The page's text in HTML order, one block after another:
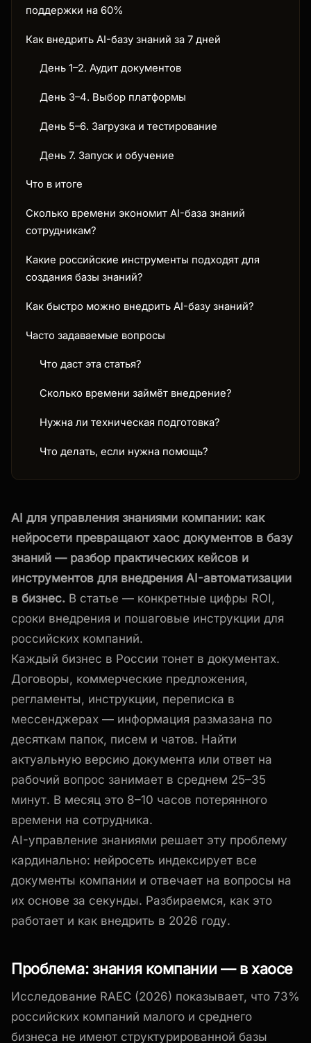
поддержки на 60%
Как внедрить AI-базу знаний за 7 дней
День 1–2. Аудит документов
День 3–4. Выбор платформы
День 5–6. Загрузка и тестирование
День 7. Запуск и обучение
Что в итоге
Сколько времени экономит AI-база знаний
сотрудникам?
Какие российские инструменты подходят для
создания базы знаний?
Как быстро можно внедрить AI-базу знаний?
Часто задаваемые вопросы
Что даст эта статья?
Сколько времени займёт внедрение?
Нужна ли техническая подготовка?
Что делать, если нужна помощь?
AI для управления знаниями компании: как
нейросети превращают хаос документов в базу
знаний — разбор практических кейсов и
инструментов для внедрения AI-автоматизации
в бизнес. В статье — конкретные цифры ROI,
сроки внедрения и пошаговые инструкции для
российских компаний.
Каждый бизнес в России тонет в документах.
Договоры, коммерческие предложения,
регламенты, инструкции, переписка в
мессенджерах — информация размазана по
десяткам папок, писем и чатов. Найти
актуальную версию документа или ответ на
рабочий вопрос занимает в среднем 25–35
минут. В месяц это 8–10 часов потерянного
времени на сотрудника.
AI-управление знаниями решает эту проблему
кардинально: нейросеть индексирует все
документы компании и отвечает на вопросы на
их основе за секунды. Разбираемся, как это
работает и как внедрить в 2026 году.
Проблема: знания компании — в хаосе
Исследование RAEC (2026) показывает, что 73%
российских компаний малого и среднего
бизнеса не имеют структурированной базы